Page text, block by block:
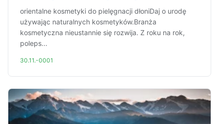
orientalne kosmetyki do pielęgnacji dłoniDaj o urodę
używając naturalnych kosmetyków.Branża
kosmetyczna nieustannie się rozwija. Z roku na rok,
poleps...
30.11.-0001